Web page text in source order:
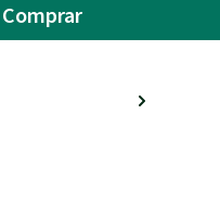
Comprar